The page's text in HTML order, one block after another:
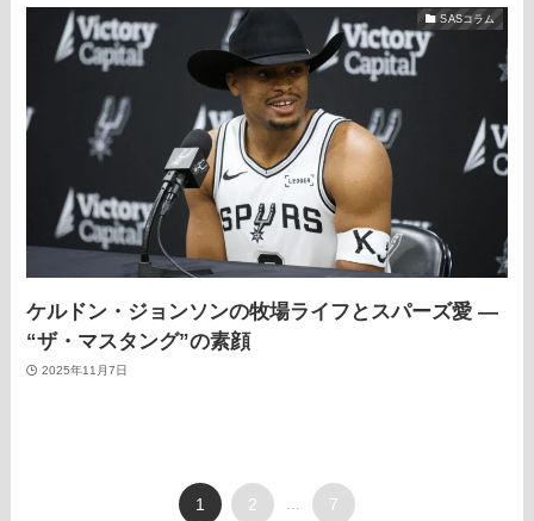
SASコラム
ケルドン・ジョンソンの牧場ライフとスパーズ愛 ―
“ザ・マスタング”の素顔
2025年11月7日
1 2 7